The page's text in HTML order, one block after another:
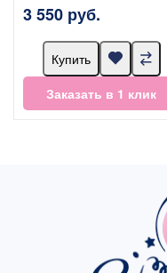
3 550 руб.
Купить
Заказать в 1 клик